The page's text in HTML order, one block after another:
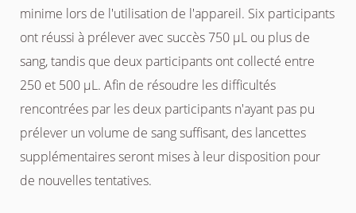
minime lors de l'utilisation de l'appareil. Six participants
ont réussi à prélever avec succès 750 µL ou plus de
sang, tandis que deux participants ont collecté entre
250 et 500 µL. Afin de résoudre les difficultés
rencontrées par les deux participants n'ayant pas pu
prélever un volume de sang suffisant, des lancettes
supplémentaires seront mises à leur disposition pour
de nouvelles tentatives.